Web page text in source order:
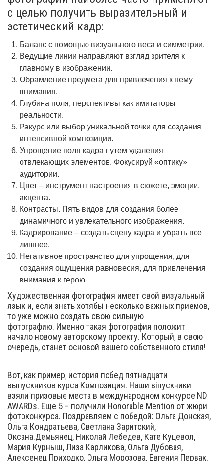
с целью получить выразительный и
эстетический кадр:
Баланс с помощью визуального веса и симметрии.
Ведущие линии направляют взгляд зрителя к
главному в изображении.
Обрамление предмета для привлечения к нему
внимания.
Глубина поля, перспективы как имитаторы
реальности.
Ракурс или выбор уникальной точки для создания
интенсивной композиции.
Упрощение поля кадра путем удаления
отвлекающих элементов. Фокусируй «оптику»
аудитории.
Цвет – инструмент настроения в сюжете, эмоции,
акцента.
Контрасты. Пять видов для создания более
динамичного и увлекательного изображения.
Кадрирование – создать сцену кадра и убрать все
лишнее.
Негативное пространство для упрощения, для
создания ощущения равновесия, для привлечения
внимания к герою.
Художественная фотография имеет свой визуальный
язык и, если знать хотябьі несколько важных приемов,
то уже можно создать свою сильную
фотографию. Именно такая фотография положит
начало новому авторскому проекту. Который, в свою
очередь, станет основой вашего собственного стиля!
Вот, как пример, история побед пятнадцати
выпускников курса Композиция. Наши віпускники
взяли призовые места в международном конкурсе ND
AWARDs. Еще 5 – получили Honorable Mention от жюри
фотоконкурса. Поздравляем с победой: Ольга Донская,
Ольга Кондратьева, Светлана Заритский,
Оксана.Демьянец, Николай Лебедев, Кате Куцевол,
Мария Курныш, Лиза Карликова, Ольга Дубовая,
Алексенец Приходко, Ольга Морозова, Евгения Первак,